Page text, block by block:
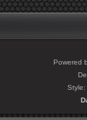
Powered
Style: